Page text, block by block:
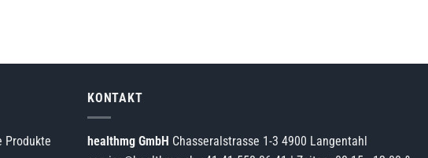
Produkte
KONTAKT
healthmg GmbH Chasseralstrasse 1-3 4900 Langentahl